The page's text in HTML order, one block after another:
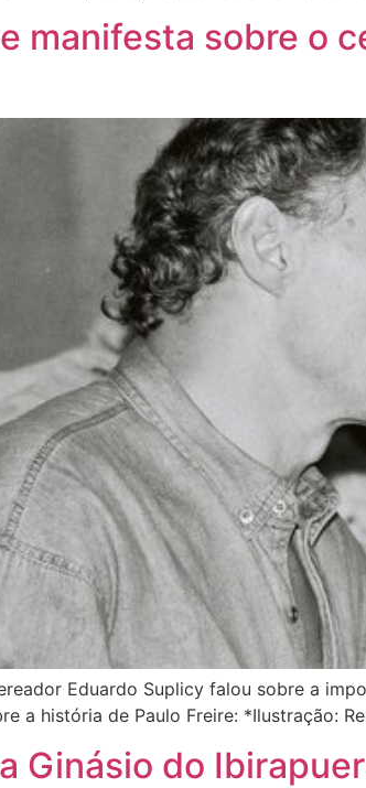
manifesta sobre o
Eduardo Suplicy falou sobre a
a história de Paulo Freire: *Ilustração:
Ginásio do